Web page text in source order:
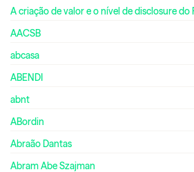
A criação de valor e o nível de disclosure do
AACSB
abcasa
ABENDI
abnt
ABordin
Abraão Dantas
Abram Abe Szajman